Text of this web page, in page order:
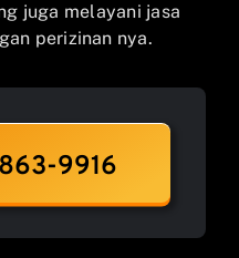
juga melayani jasa
perizinan nya.
9916